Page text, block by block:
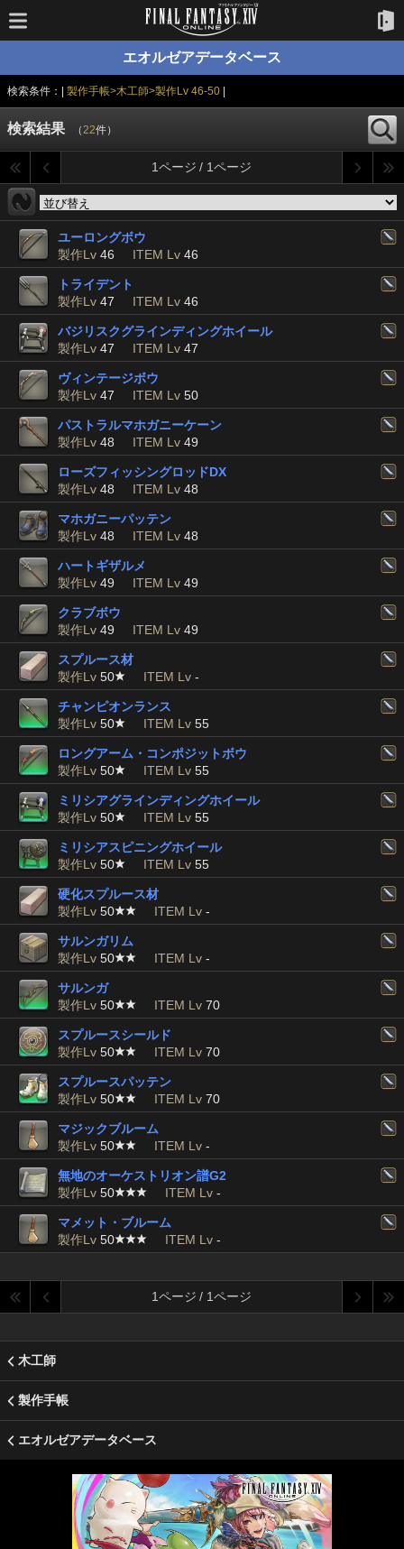
エオルゼアデータベース
検索条件：| 製作手帳>木工師>製作Lv 46-50|
検索結果 （22件）
1ページ / 1ページ
ユーロングボウ
製作Lv 46 ITEM Lv 46
トライデント
製作Lv 47 ITEM Lv 46
バジリスクグラインディングホイール
製作Lv 47 ITEM Lv 47
ヴィンテージボウ
製作Lv 47 ITEM Lv 50
パストラルマホガニーケーン
製作Lv 48 ITEM Lv 49
ローズフィッシングロッドDX
製作Lv 48 ITEM Lv 48
マホガニーパッテン
製作Lv 48 ITEM Lv 48
ハートギザルメ
製作Lv 49 ITEM Lv 49
クラブボウ
製作Lv 49 ITEM Lv 49
スプルース材
製作Lv 50 ITEM Lv -
チャンピオンランス
製作Lv 50 ITEM Lv 55
ロングアーム・コンポジットボウ
製作Lv 50 ITEM Lv 55
ミリシアグラインディングホイール
製作Lv 50 ITEM Lv 55
ミリシアスピニングホイール
製作Lv 50 ITEM Lv 55
硬化スプルース材
製作Lv 50 ITEM Lv -
サルンガリム
製作Lv 50 ITEM Lv -
サルンガ
製作Lv 50 ITEM Lv 70
スプルースシールド
製作Lv 50 ITEM Lv 70
スプルースパッテン
製作Lv 50 ITEM Lv 70
マジックブルーム
製作Lv 50 ITEM Lv -
無地のオーケストリオン譜G2
製作Lv 50 ITEM Lv -
マメット・ブルーム
製作Lv 50 ITEM Lv -
1ページ / 1ページ
木工師
製作手帳
エオルゼアデータベース